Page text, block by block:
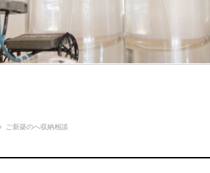
ご新築のへ収納相談